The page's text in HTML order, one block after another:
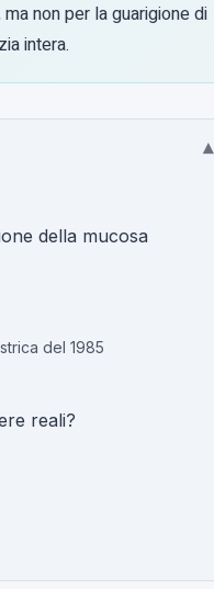
non per la guarigione di
intera.
▾
della mucosa
del 1985
reali?